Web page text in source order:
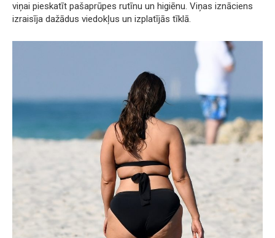
viņai pieskatīt pašaprūpes rutīnu un higiēnu. Viņas iznāciens
izraisīja dažādus viedokļus un izplatījās tīklā.